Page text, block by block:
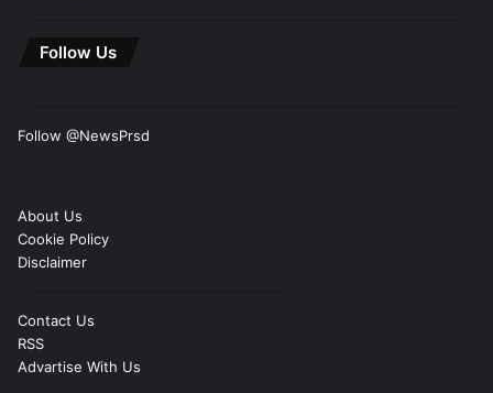
Follow Us
Follow @NewsPrsd
About Us
Cookie Policy
Disclaimer
Contact Us
RSS
Advartise With Us